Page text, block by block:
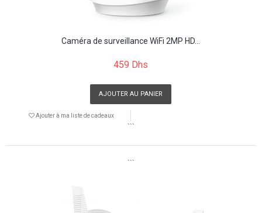
Caméra de surveillance WiFi 2MP HD...
459 Dhs
AJOUTER AU PANIER
Ajouter à ma liste de cadeaux
```
```